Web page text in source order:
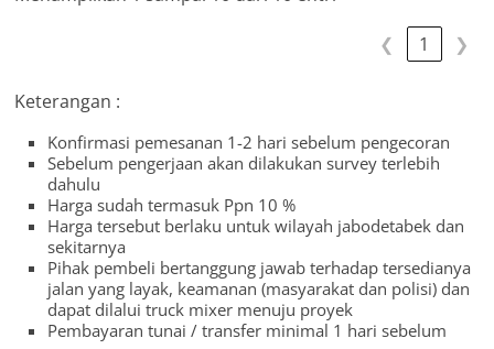
❮ 1 ❯
Keterangan :
Konfirmasi pemesanan 1-2 hari sebelum pengecoran
Sebelum pengerjaan akan dilakukan survey terlebih
dahulu
Harga sudah termasuk Ppn 10 %
Harga tersebut berlaku untuk wilayah jabodetabek dan
sekitarnya
Pihak pembeli bertanggung jawab terhadap tersedianya
jalan yang layak, keamanan (masyarakat dan polisi) dan
dapat dilalui truck mixer menuju proyek
Pembayaran tunai / transfer minimal 1 hari sebelum